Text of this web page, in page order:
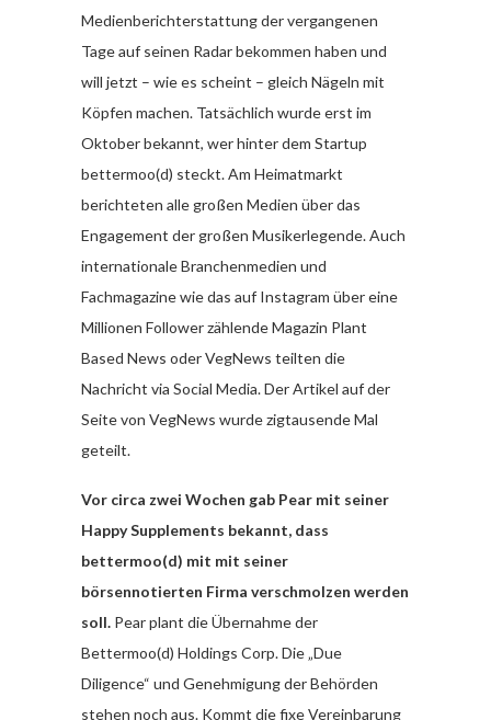
Medienberichterstattung der vergangenen
Tage auf seinen Radar bekommen haben und
will jetzt – wie es scheint – gleich Nägeln mit
Köpfen machen. Tatsächlich wurde erst im
Oktober bekannt, wer hinter dem Startup
bettermoo(d) steckt. Am Heimatmarkt
berichteten alle großen Medien über das
Engagement der großen Musikerlegende. Auch
internationale Branchenmedien und
Fachmagazine wie das auf Instagram über eine
Millionen Follower zählende Magazin Plant
Based News oder VegNews teilten die
Nachricht via Social Media. Der Artikel auf der
Seite von VegNews wurde zigtausende Mal
geteilt.
Vor circa zwei Wochen gab Pear mit seiner
Happy Supplements bekannt, dass
bettermoo(d) mit mit seiner
börsennotierten Firma verschmolzen werden
soll. Pear plant die Übernahme der
Bettermoo(d) Holdings Corp. Die „Due
Diligence“ und Genehmigung der Behörden
stehen noch aus. Kommt die fixe Vereinbarung